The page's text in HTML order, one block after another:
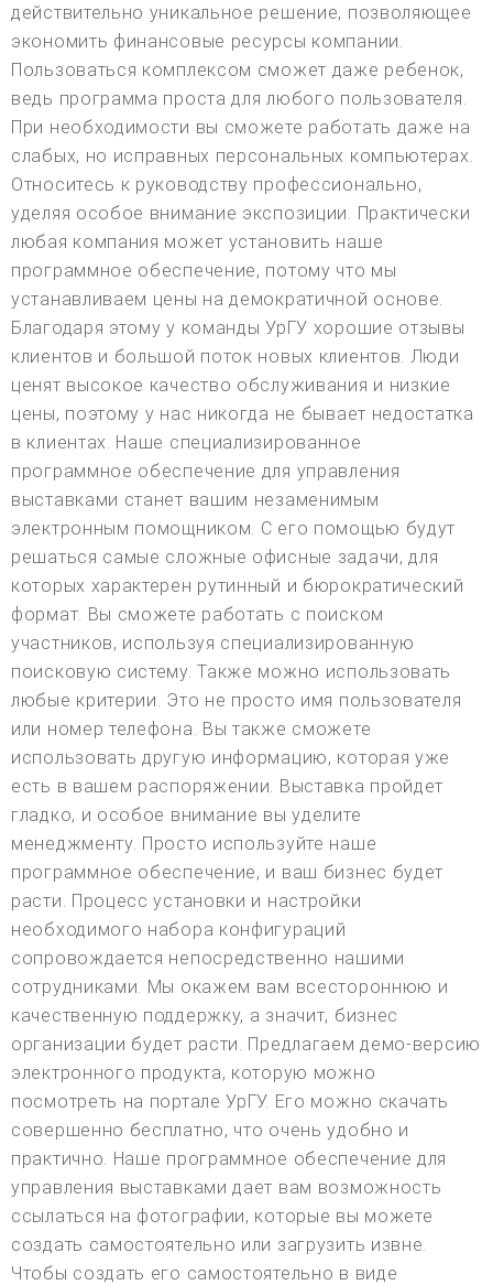
действительно уникальное решение, позволяющее
экономить финансовые ресурсы компании.
Пользоваться комплексом сможет даже ребенок,
ведь программа проста для любого пользователя.
При необходимости вы сможете работать даже на
слабых, но исправных персональных компьютерах.
Относитесь к руководству профессионально,
уделяя особое внимание экспозиции. Практически
любая компания может установить наше
программное обеспечение, потому что мы
устанавливаем цены на демократичной основе.
Благодаря этому у команды УрГУ хорошие отзывы
клиентов и большой поток новых клиентов. Люди
ценят высокое качество обслуживания и низкие
цены, поэтому у нас никогда не бывает недостатка
в клиентах. Наше специализированное
программное обеспечение для управления
выставками станет вашим незаменимым
электронным помощником. С его помощью будут
решаться самые сложные офисные задачи, для
которых характерен рутинный и бюрократический
формат. Вы сможете работать с поиском
участников, используя специализированную
поисковую систему. Также можно использовать
любые критерии. Это не просто имя пользователя
или номер телефона. Вы также сможете
использовать другую информацию, которая уже
есть в вашем распоряжении. Выставка пройдет
гладко, и особое внимание вы уделите
менеджменту. Просто используйте наше
программное обеспечение, и ваш бизнес будет
расти. Процесс установки и настройки
необходимого набора конфигураций
сопровождается непосредственно нашими
сотрудниками. Мы окажем вам всестороннюю и
качественную поддержку, а значит, бизнес
организации будет расти. Предлагаем демо-версию
электронного продукта, которую можно
посмотреть на портале УрГУ. Его можно скачать
совершенно бесплатно, что очень удобно и
практично. Наше программное обеспечение для
управления выставками дает вам возможность
ссылаться на фотографии, которые вы можете
создать самостоятельно или загрузить извне.
Чтобы создать его самостоятельно в виде